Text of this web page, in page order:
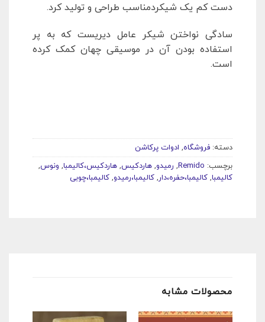
دست کم یک شیکردمناسب طراحی و تولید کرد.
سادگی نواختن شیکر عامل دیریست که به پر
استفاده بودن آن در موسیقی چهان کمک کرده
است.
دسته: فروشگاه,ادوات پرکاشن
برچسب: Remido
,رمیدو,هاردکیس,هاردکیس،کالیمبا,ونوس,
کالیمبا,کالیمبا،حفره،دار,کالیمبا،رمیدو,کالیمبا،چوبی
محصولات مشابه